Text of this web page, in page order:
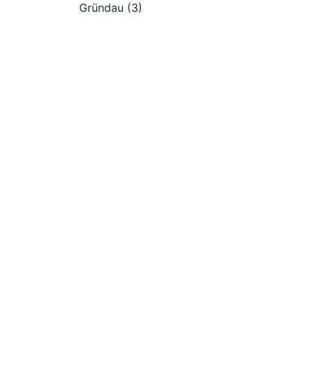
Gründau (3)